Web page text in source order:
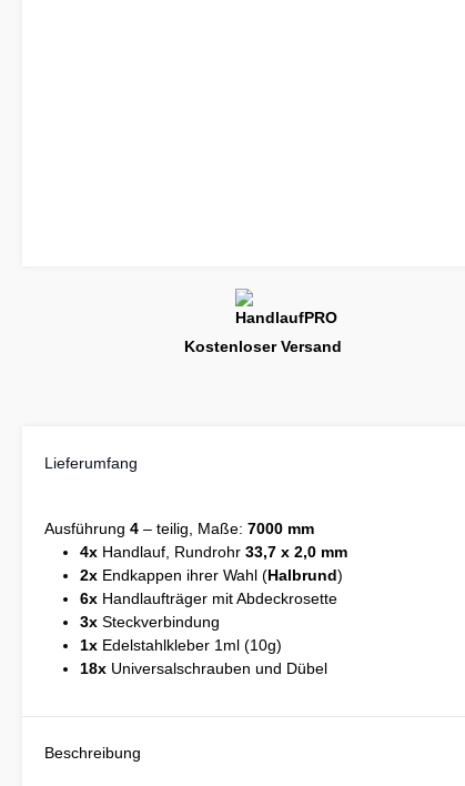
Kostenloser Versand
Lieferumfang
Ausführung 4 – teilig, Maße: 7000 mm
4x Handlauf, Rundrohr 33,7 x 2,0 mm
2x Endkappen ihrer Wahl (Halbrund)
6x Handlaufträger mit Abdeckrosette
3x Steckverbindung
1x Edelstahlkleber 1ml (10g)
18x Universalschrauben und Dübel
Beschreibung